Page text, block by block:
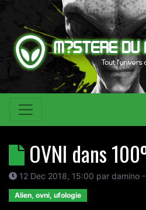
OVNI dans
12 Dec 2018, 15:00 par damino
Alien, ovni, ufologie